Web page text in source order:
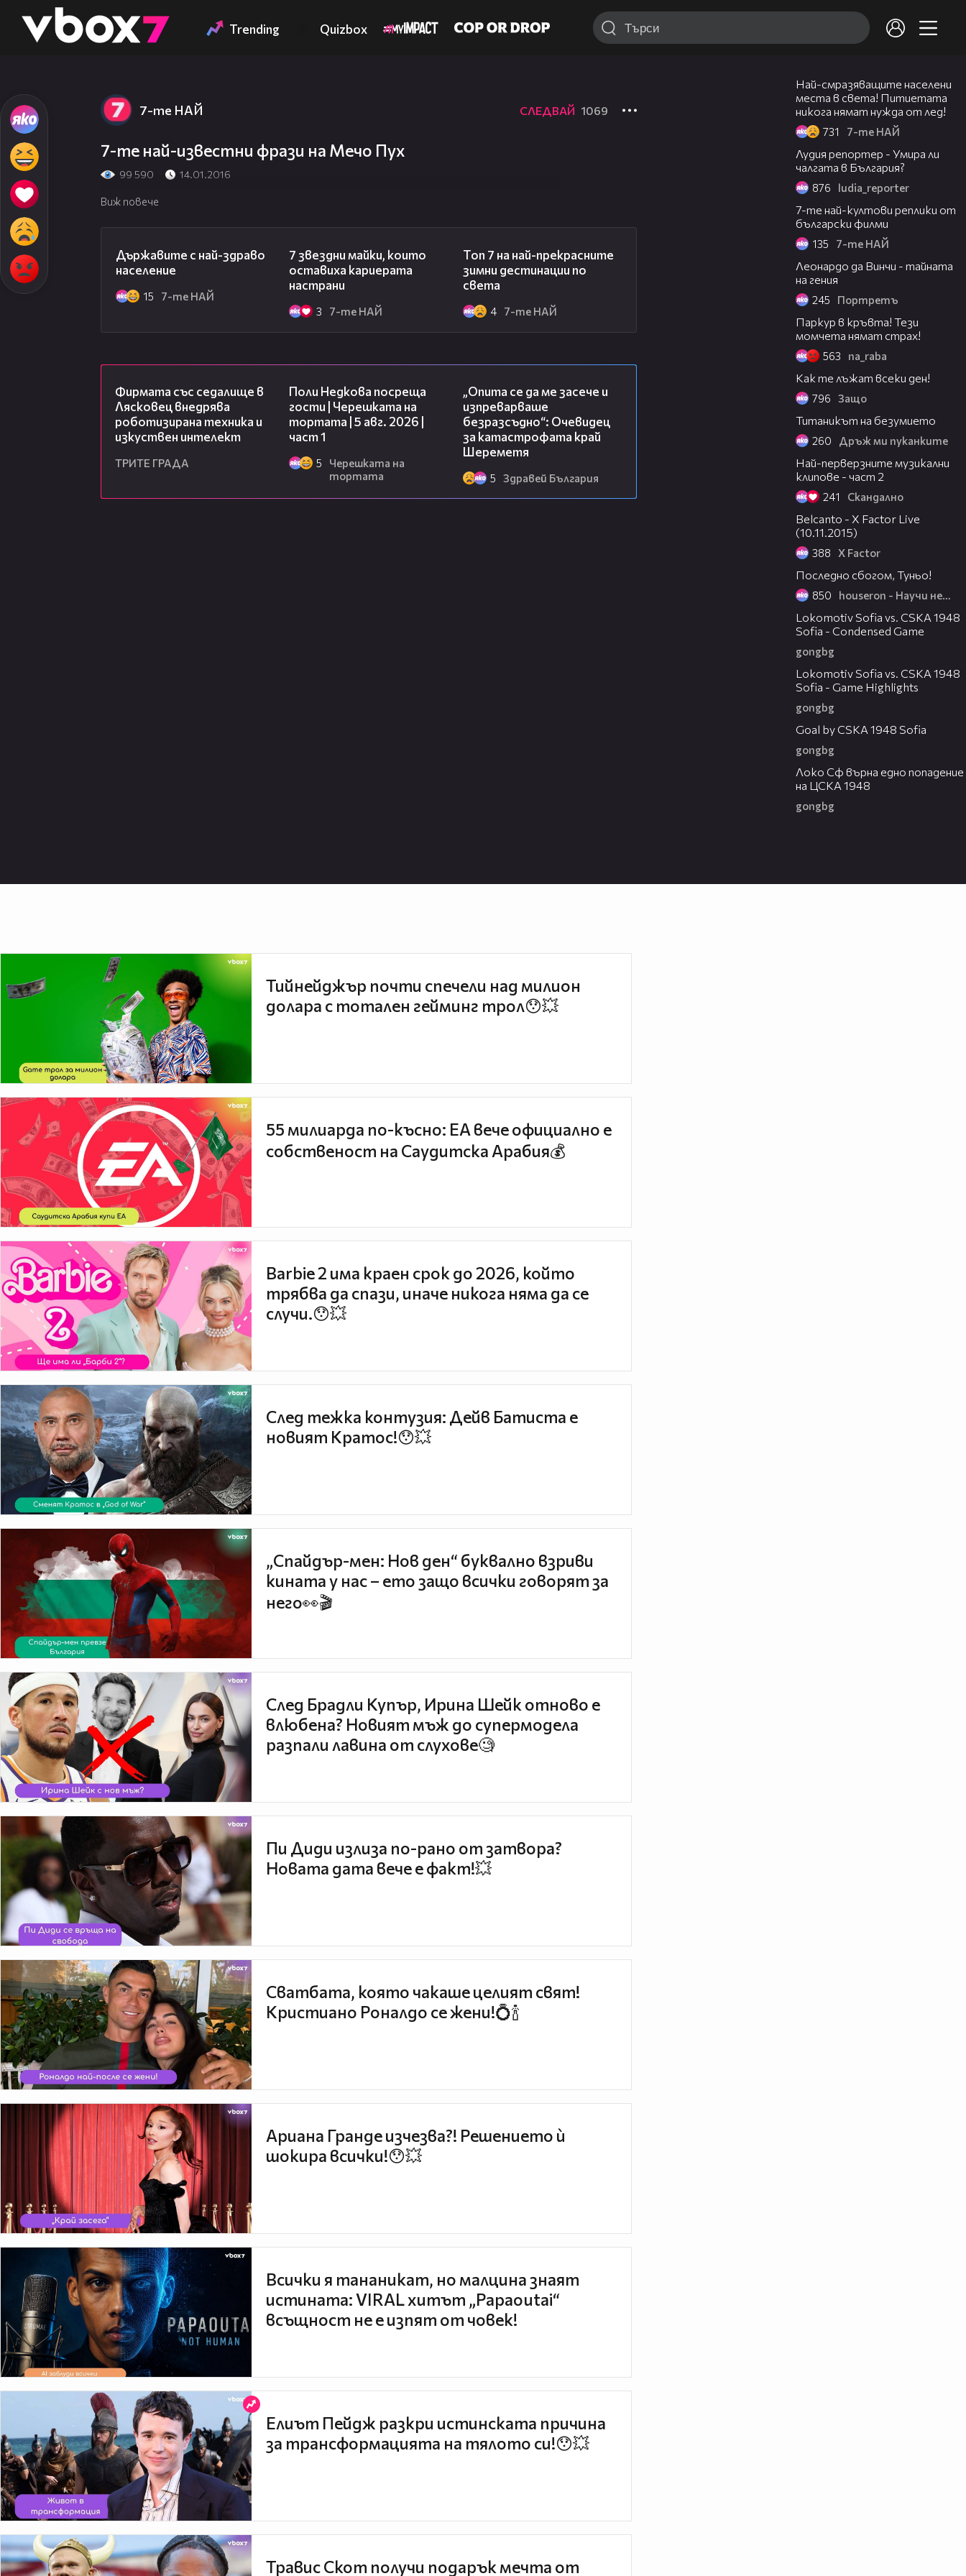
👾 Trending Quizbox
7-те НАЙ СЛЕДВАЙ 1069
7-те най-известни фрази на Мечо Пух
99 590 14.01.2016
Виж повече
Държавите с най-здраво
население
15 7-те НАЙ
7 звездни майки, които
оставиха кариерата
настрани
3 7-те НАЙ
Топ 7 на най-прекрасните
зимни дестинации по
света
4 7-те НАЙ
Фирмата със седалище в
Лясковец внедрява
роботизирана техника и
изкуствен интелект
ТРИТЕ ГРАДА
Поли Недкова посреща
гости | Черешката на
тортата | 5 авг. 2026 |
част 1
5
Черешката на
тортата
„Опита се да ме засече и
изпреварваше
безразсъдно“: Очевидец
за катастрофата край
Шереметя
5 Здравей България
Най-смразяващите населени
места в света! Питиетата
никога нямат нужда от лед!
731 7-те НАЙ
Лудия репортер - Умира ли
чалгата в България?
876 ludia_reporter
7-те най-култови реплики от
български филми
135 7-те НАЙ
Леонардо да Винчи - тайната
на гения
245 Портретъ
Паркур в кръвта! Тези
момчета нямат страх!
563 na_raba
Как те лъжат всеки ден!
796 Защо
Титаникът на безумието
260 Дръж ми пуканките
Най-перверзните музикални
клипове - част 2
241 Скандално
Belcanto - X Factor Live
(10.11.2015)
388 X Factor
Последно сбогом, Туньо!
850 houseron - Научи нещо ново
Lokomotiv Sofia vs. CSKA 1948
Sofia - Condensed Game
gongbg
Lokomotiv Sofia vs. CSKA 1948
Sofia - Game Highlights
gongbg
Goal by CSKA 1948 Sofia
gongbg
Локо Сф върна едно попадение
на ЦСКА 1948
gongbg
Тийнейджър почти спечели над милион
долара с тотален гейминг трол😯💥
55 милиарда по-късно: EA вече официално е
собственост на Саудитска Арабия💰
Barbie 2 има краен срок до 2026, който
трябва да спази, иначе никога няма да се
случи.😯💥
След тежка контузия: Дейв Батиста е
новият Кратос!😯💥
„Спайдър-мен: Нов ден“ буквално взриви
кината у нас – ето защо всички говорят за
него👀🎬
След Брадли Купър, Ирина Шейк отново е
влюбена? Новият мъж до супермодела
разпали лавина от слухове🧐
Пи Диди излиза по-рано от затвора?
Новата дата вече е факт!💥
Сватбата, която чакаше целият свят!
Кристиано Роналдо се жени!💍🍾
Ариана Гранде изчезва?! Решението ѝ
шокира всички!😯💥
Всички я тананикат, но малцина знаят
истината: VIRAL хитът „Papaoutai“
всъщност не е изпят от човек!
Елиът Пейдж разкри истинската причина
за трансформацията на тялото си!😯💥
Травис Скот получи подарък мечта от